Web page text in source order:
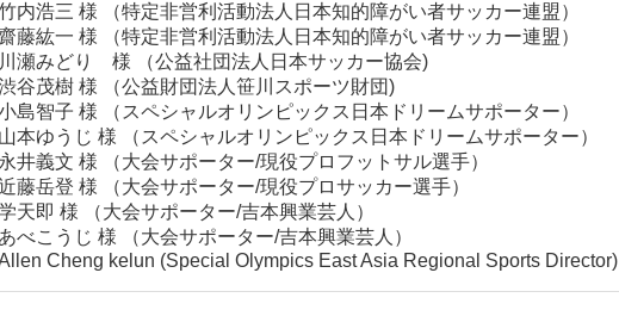
内浩三 様 （特定非営利活動法人日本知的障がい者サッカー連盟）
藤紘一 様 （特定非営利活動法人日本知的障がい者サッカー連盟）
川瀬みどり 様 （公益社団法人日本サッカー協会)
谷茂樹 様 （公益財団法人笹川スポーツ財団)
島智子 様 （スペシャルオリンピックス日本ドリームサポーター）
山本ゆうじ 様 （スペシャルオリンピックス日本ドリームサポーター）
永井義文 様 （大会サポーター/現役プロフットサル選手）
藤岳登 様 （大会サポーター/現役プロサッカー選手）
天即 様 （大会サポーター/吉本興業芸人）
あべこうじ 様 （大会サポーター/吉本興業芸人）
Cheng kelun (Special Olympics East Asia Regional Sports Director)